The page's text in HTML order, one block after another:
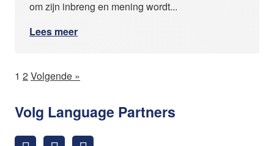
om zijn inbreng en mening wordt...
Lees meer
1 2Volgende »
Volg Language Partners